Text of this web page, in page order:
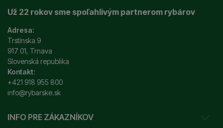
Už 22 rokov sme spoľahlivým partnerom rybárov
Adresa:
Trstínska 9
917 01, Trnava
Slovenská republika
Kontakt:
+421 918 955 800
info@rybarske.sk
INFO PRE ZÁKAZNÍKOV